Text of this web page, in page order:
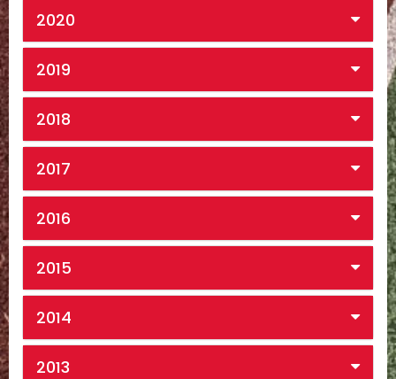
2020
2019
2018
2017
2016
2015
2014
2013